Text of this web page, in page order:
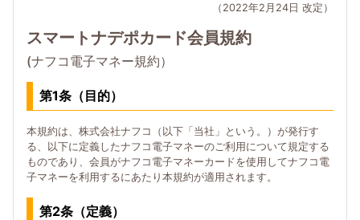
（2022年2月24日 改定）
スマートナデポカード会員規約
(ナフコ電子マネー規約）
第1条（目的）
本規約は、株式会社ナフコ（以下「当社」という。）が発行す
る、以下に定義したナフコ電子マネーのご利用について規定する
ものであり、会員がナフコ電子マネーカードを使用してナフコ電
子マネーを利用するにあたり本規約が適用されます。
第2条（定義）